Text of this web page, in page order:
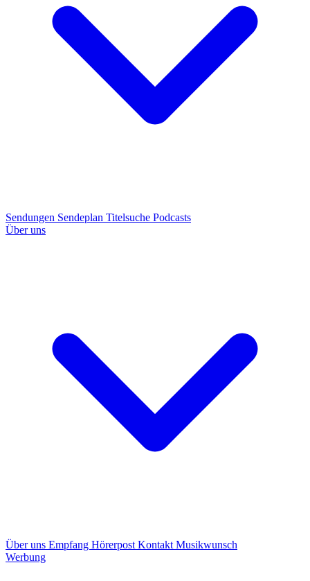
Sendungen Sendeplan Titelsuche Podcasts
Über uns
Über uns Empfang Hörerpost Kontakt Musikwunsch
Werbung